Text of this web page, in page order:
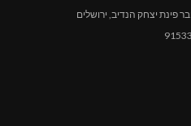
פינת יצחק הנדיב, ירושלים